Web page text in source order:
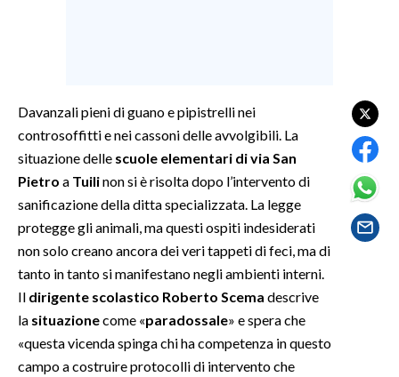
SPETTACOLI
GOSSIP
SALUTE
SARDI NEL MONDO
EVENTI
Davanzali pieni di guano e pipistrelli nei
controsoffitti e nei cassoni delle avvolgibili. La
situazione delle scuole elementari di via San
Pietro a Tuilinon si è risolta dopo l’intervento di
sanificazione della ditta specializzata. La legge
protegge gli animali, ma questi ospiti indesiderati
non solo creano ancora dei veri tappeti di feci, ma di
tanto in tanto si manifestano negli ambienti interni.
Il dirigente scolastico Roberto Scema descrive
la situazionecome «paradossale» e spera che
«questa vicenda spinga chi ha competenza in questo
campo a costruire protocolli di intervento che